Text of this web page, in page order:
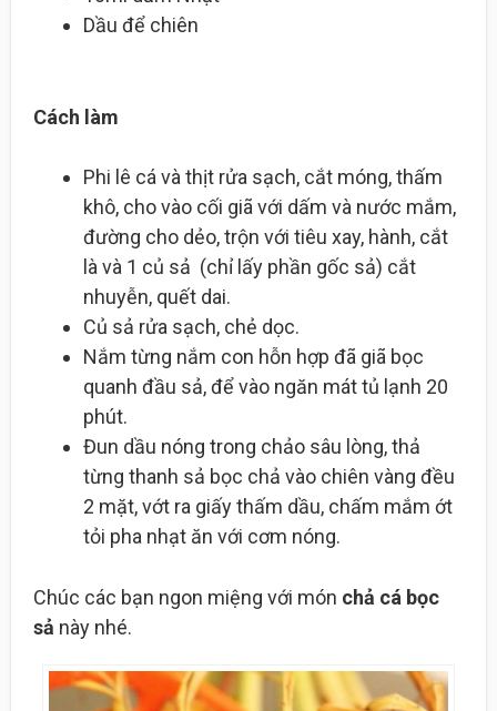
Dầu để chiên
Cách làm
Phi lê cá và thịt rửa sạch, cắt móng, thấm
khô, cho vào cối giã với dấm và nước mắm,
đường cho dẻo, trộn với tiêu xay, hành, cắt
là và 1 củ sả (chỉ lấy phần gốc sả) cắt
nhuyễn, quết dai.
Củ sả rửa sạch, chẻ dọc.
Nắm từng nắm con hỗn hợp đã giã bọc
quanh đầu sả, để vào ngăn mát tủ lạnh 20
phút.
Đun dầu nóng trong chảo sâu lòng, thả
từng thanh sả bọc chả vào chiên vàng đều
2 mặt, vớt ra giấy thấm dầu, chấm mắm ớt
tỏi pha nhạt ăn với cơm nóng.
Chúc các bạn ngon miệng với món chả cá bọc
sả này nhé.